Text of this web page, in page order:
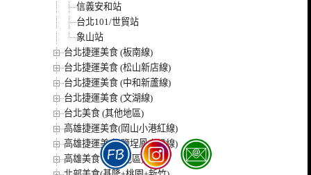
信義安和站
台北101/世貿站
象山站
台北捷運美食 (板南線)
台北捷運美食 (松山新店線)
台北捷運美食 (中和新蘆線)
台北捷運美食 (文湖線)
台北美食 (其他地區)
高雄捷運美食(岡山小港紅線)
高雄捷運美食(鹽埕鳳山橘線)
高雄美食 (其他地區)